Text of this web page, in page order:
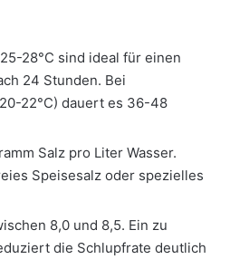
25-28°C sind ideal für einen
24 Stunden. Bei
22°C) dauert es 36-48
Salz pro Liter Wasser.
Speisesalz oder spezielles
8,0 und 8,5. Ein zu
die Schlupfrate deutlich